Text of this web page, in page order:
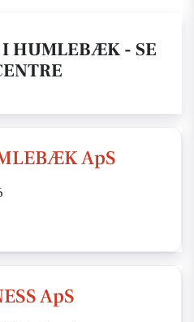
I HUMLEBÆK - SE
ApS
ApS